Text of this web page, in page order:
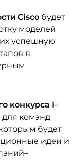
Cisco будет
моделей
успешную
в
конкурса I–
команд
будет
идеи и